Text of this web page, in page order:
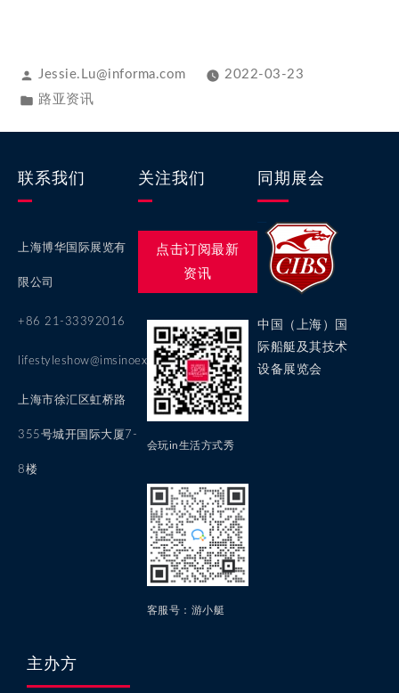
Jessie.Lu@informa.com
2022-03-23
路亚资讯
联系我们
上海博华国际展览有
限公司
+86 21-33392016
lifestyleshow@imsinoexpo.com
上海市徐汇区虹桥路
355号城开国际大厦7-
8楼
关注我们
点击订阅最新
资讯
会玩in生活方式秀
客服号：游小艇
同期展会
中国（上海）国
际船艇及其技术
设备展览会
主办方